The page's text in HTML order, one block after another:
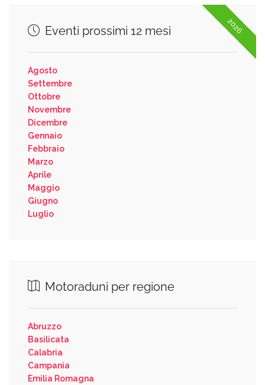
2026
Eventi prossimi 12 mesi
Agosto
Settembre
Ottobre
Novembre
Dicembre
Gennaio
Febbraio
Marzo
Aprile
Maggio
Giugno
Luglio
Motoraduni per regione
Abruzzo
Basilicata
Calabria
Campania
Emilia Romagna